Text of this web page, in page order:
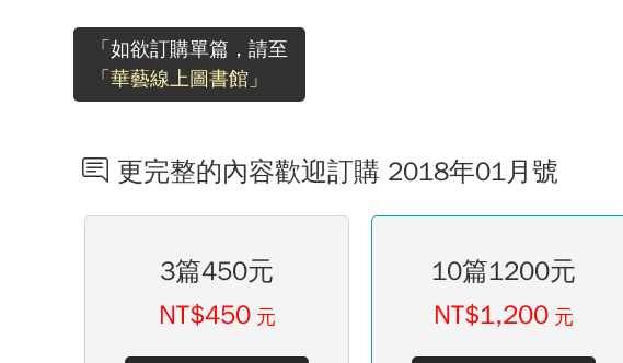
「如欲訂購單篇，請至
「華藝線上圖書館」
更完整的內容歡迎訂購 2018年01月號
3篇450元
NT$450 元
10篇1200元
NT$1,200 元